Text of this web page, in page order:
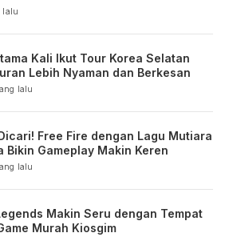
lalu
Kali Ikut Tour Korea Selatan
Lebih Nyaman dan Berkesan
lalu
Free Fire dengan Lagu Mutiara
Bikin Gameplay Makin Keren
lalu
Makin Seru dengan Tempat
Murah Kiosgim